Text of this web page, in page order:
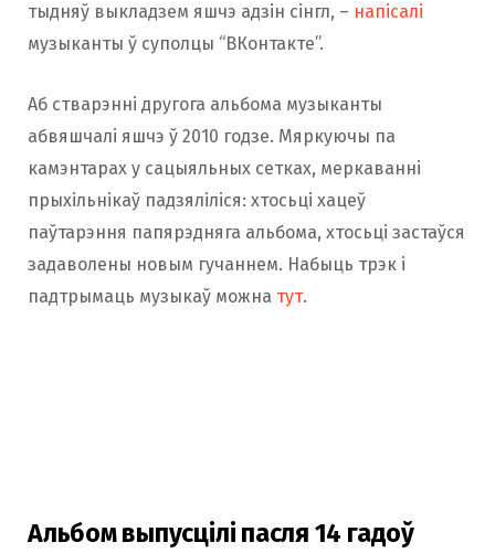
тыдняў выкладзем яшчэ адзін сінгл, – напісалі
музыканты ў суполцы “ВКонтакте”.
Аб стварэнні другога альбома музыканты
абвяшчалі яшчэ ў 2010 годзе. Мяркуючы па
камэнтарах у сацыяльных сетках, меркаванні
прыхільнікаў падзяліліся: хтосьці хацеў
паўтарэння папярэдняга альбома, хтосьці застаўся
задаволены новым гучаннем. Набыць трэк і
падтрымаць музыкаў можна тут.
Альбом выпусцілі пасля 14 гадоў